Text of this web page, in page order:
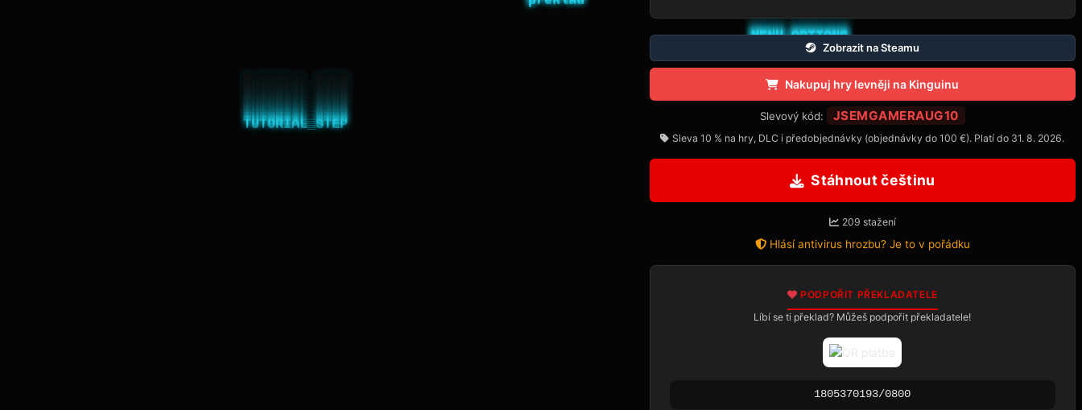
Zobrazit na Steamu
Nakupuj hry levněji na Kinguinu
Slevový kód: JSEMGAMERAUG10
Sleva 10 % na hry, DLC i předobjednávky (objednávky do 100 €). Platí do 31. 8. 2026.
Stáhnout češtinu
209 stažení
Hlásí antivirus hrozbu? Je to v pořádku
PODPOŘIT PŘEKLADATELE
Líbí se ti překlad? Můžeš podpořit překladatele!
1805370193/0800